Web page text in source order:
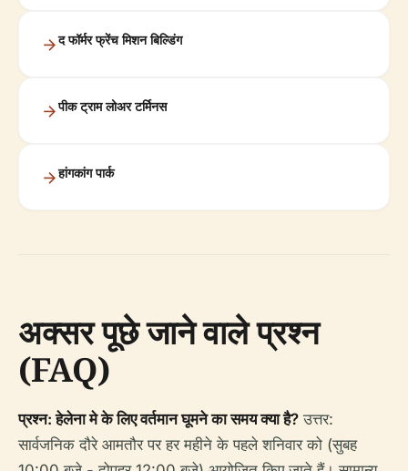
द फॉर्मर फ्रेंच मिशन बिल्डिंग
पीक ट्राम लोअर टर्मिनस
हांगकांग पार्क
अक्सर पूछे जाने वाले प्रश्न
(FAQ)
प्रश्न: हेलेना मे के लिए वर्तमान घूमने का समय क्या है? उत्तर:
सार्वजनिक दौरे आमतौर पर हर महीने के पहले शनिवार को (सुबह